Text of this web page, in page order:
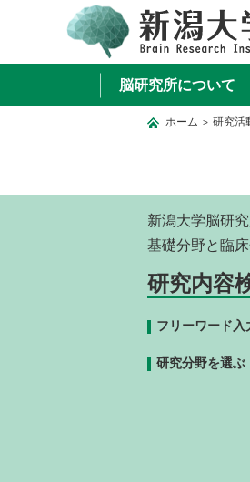
脳研究所について
ホーム > 研究活
新潟大学脳研
基礎分野と臨
研究内容
フリーワード入
研究分野を選ぶ